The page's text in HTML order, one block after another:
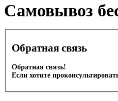
Cамовывоз
Обратная связь
Обратная связь!
Если хотите